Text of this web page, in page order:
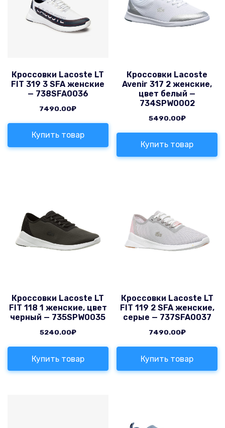
Кроссовки Lacoste LT
FIT 319 3 SFA женские
— 738SFA0036
7490.00₽
Купить товар
Кроссовки Lacoste
Avenir 317 2 женские,
цвет белый —
734SPW0002
5490.00₽
Купить товар
Кроссовки Lacoste LT
FIT 118 1 женские, цвет
черный — 735SPW0035
5240.00₽
Купить товар
Кроссовки Lacoste LT
FIT 119 2 SFA женские,
серые — 737SFA0037
7490.00₽
Купить товар